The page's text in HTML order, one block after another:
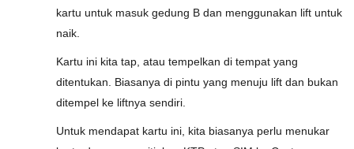
kartu untuk masuk gedung B dan menggunakan lift untuk
naik.
Kartu ini kita tap, atau tempelkan di tempat yang
ditentukan. Biasanya di pintu yang menuju lift dan bukan
ditempel ke liftnya sendiri.
Untuk mendapat kartu ini, kita biasanya perlu menukar